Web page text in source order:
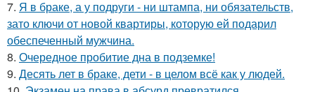
7. Я в браке, а у подруги - ни штампа, ни обязательств,
зато ключи от новой квартиры, которую ей подарил
обеспеченный мужчина.
8. Очередное пробитие дна в подземке!
9. Десять лет в браке, дети - в целом всё как у людей.